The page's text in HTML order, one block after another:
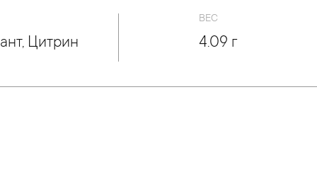
Цитрин
ВЕС
4.09 г